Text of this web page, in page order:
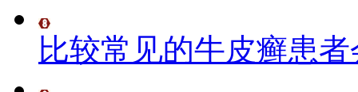
比较常见的牛皮癣患